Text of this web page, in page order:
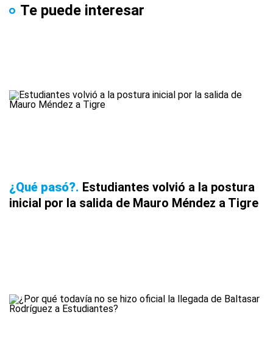
Te puede interesar
¿Qué pasó? Estudiantes volvió a la postura
inicial por la salida de Mauro Méndez a Tigre